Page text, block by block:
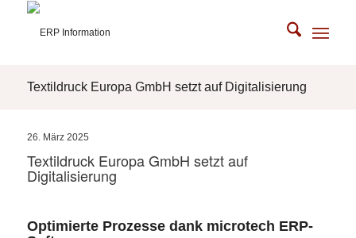
Textildruck Europa GmbH setzt auf Digitalisierung
26. März 2025
Textildruck Europa GmbH setzt auf
Digitalisierung
Optimierte Prozesse dank microtech ERP-